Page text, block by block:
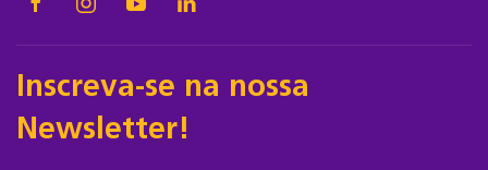
Inscreva-se na nossa
Newsletter!